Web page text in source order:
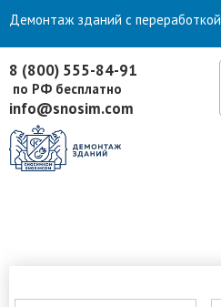
8 (800) 555-84-91
по РФ бесплатно
info@snosim.com
Демонтаж зданий с